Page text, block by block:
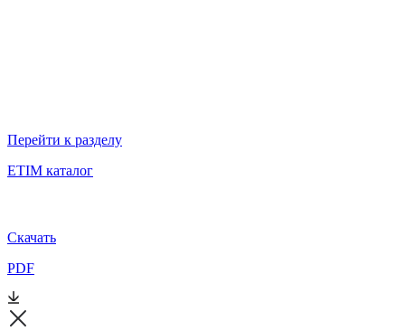
Перейти к разделу
ETIM каталог
Скачать
PDF